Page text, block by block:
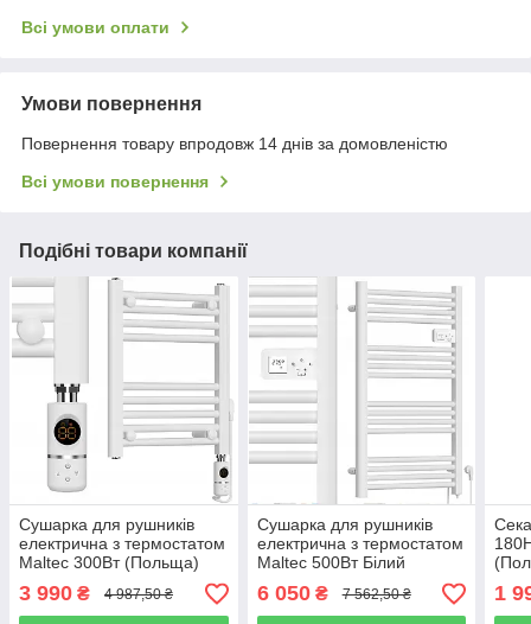
Всі умови оплати
Умови повернення
Повернення товару впродовж 14 днів за домовленістю
Всі умови повернення
Подібні товари компанії
Сушарка для рушників
електрична з термостатом
Maltec 300Вт (Польща)
3 990 ₴ 4 987,50 ₴
Сушарка для рушників
електрична з термостатом
Maltec 500Вт Білий
(Польща)
6 050₴ 7 562,50 ₴ 1